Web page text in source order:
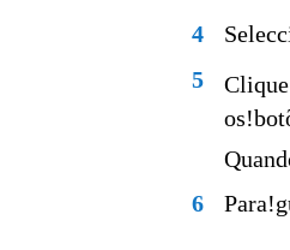
4
5
6